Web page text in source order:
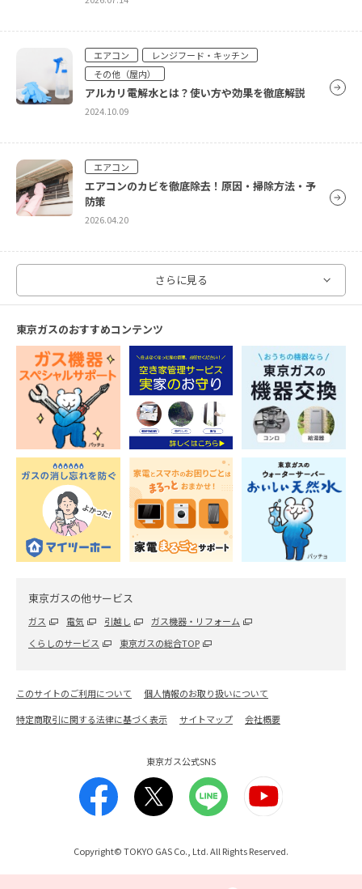
防策
2026.04.20
エアコン
レンジフード・キッチン
その他（屋内）
アルカリ電解水とは？使い方や効果を徹底解説
2024.10.09
エアコン
エアコンのカビを徹底除去！原因・掃除方法・予
防策
2026.04.20
オキシクリーンで洗濯槽をピカピカに！オキシ漬け
のやり方をご紹介！
2024.10.09
エアコン
エアコン掃除は意外と簡単！自分でエアコンを掃
除する方法を徹底解説
2026.04.20
レンジフード・キッチン
ステンレスシンクのサビはどう落とす？落とし方
と予防策を紹介
2026.06.26
レンジフード・キッチン
セスキ炭酸ソーダと重曹は何が違う？目的や使い
2023.10.12
エアコンの室外機はどうやって掃除したらいい？掃
さらに見る
東京ガスのおすすめコンテンツ
東京ガスの他サービス
ガス 電気 引越し
ガス機器・リフォーム
くらしのサービス
東京ガスの総合TOP
このサイトのご利用について
個人情報のお取り扱いについて
特定商取引に関する法律に基づく表示
サイトマップ 会社概要
東京ガス公式SNS
Copyright© TOKYO GAS Co., Ltd. All Rights Reserved.